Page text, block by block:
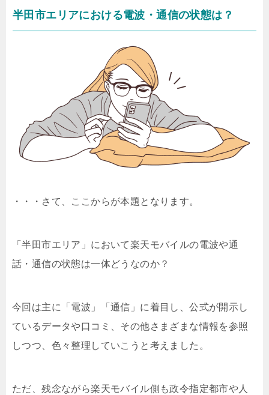
半田市エリアにおける電波・通信の状態は？
・・・さて、ここからが本題となります。
「半田市エリア」において楽天モバイルの電波や通
話・通信の状態は一体どうなのか？
今回は主に「電波」「通信」に着目し、公式が開示し
ているデータや口コミ、その他さまざまな情報を参照
しつつ、色々整理していこうと考えました。
ただ、残念ながら楽天モバイル側も政令指定都市や人